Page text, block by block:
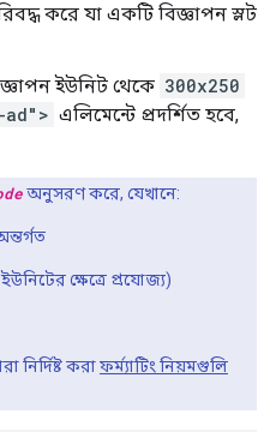
করে যা একটি বিজ্ঞাপন স্লট
ইউনিট থেকে 300x250
এলিমেন্টে প্রদর্শিত হবে,
অনুসরণ করে, যেখানে:
ক্ষেত্রে প্রযোজ্য)
নির্দিষ্ট করাফর্ম্যাটিং নিয়মগুলি